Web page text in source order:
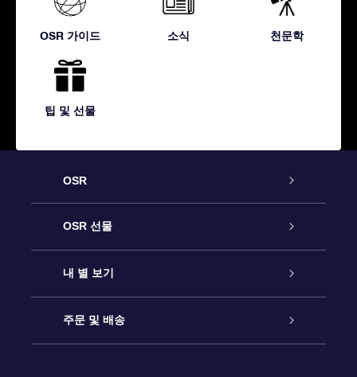
OSR 가이드 소식 천문학
팁 및 선물
OSR
고객 서비스
연락처
블로그
OSR 선물
온라인 별 선물
OSR 선물 팩
내 별 보기
Star Register
주문 및 배송